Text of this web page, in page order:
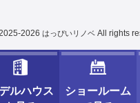
2026 はっぴいリノベ All rights
ルハウス
ショールーム